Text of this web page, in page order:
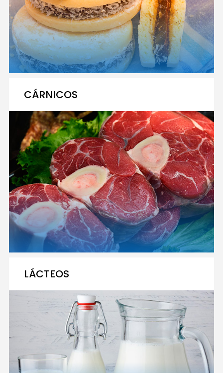
CÁRNICOS
LÁCTEOS